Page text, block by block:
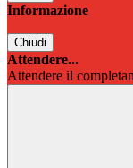
Informazione
Chiudi
Attendere...
Attendere il